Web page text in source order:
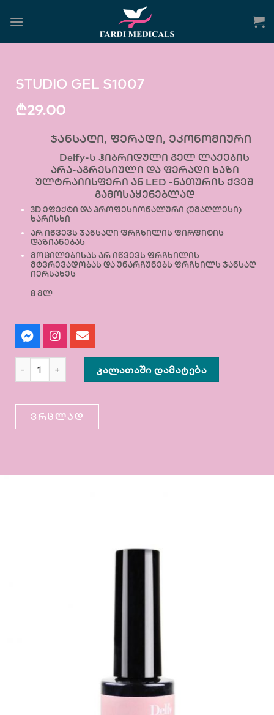
STUDIO GEL S1007
₾29.00
ჯანსაღი, ფერადი, ეკონომიური
Delfy-ს ჰიბრიდული გელ ლაქების
არა-აგრესიული და ფერადი ხაზი
ულტრაიისფერი ან LED -ნათურის ქვეშ
გამოსაყენებლად
3D ეფექტი და პროფესიონალური (უმაღლესი)
ხარისხი
არ იწვევს ჯანსაღი ფრჩხილის ფირფიტის
დაზიანებას
მოცილებისას არ იწვევს ფრჩხილის
მტვრევადობას და უნარჩუნებს ფრჩხილს ჯანსაღ
იერსახეს
8 მლ
ᲙᲐᲚᲐᲗᲐᲨᲘ ᲓᲐᲛᲐᲢᲔᲑᲐ
ვრცლად